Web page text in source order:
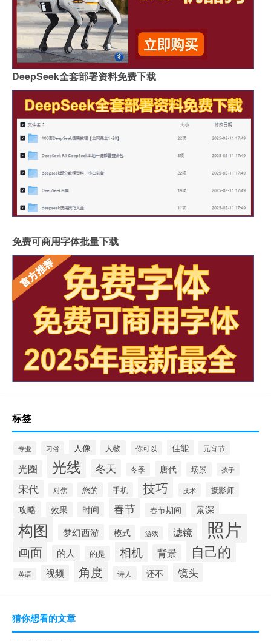
DeepSeek全套部署资料免费下载
免费可商用字体批量下载
标签
专业 习俗 人像 人物 你可以 佳能 元宵节
光圈 光线 冬天 冬季 唐代 场景 孩子
宋代 对焦 您的 手机 技巧 技术 摄影师
攻略 效果 时间 春节 春节期间 景深
构图 梦幻西游 模式 游戏 滤镜 照片
画面 的人 的是 相机 背景 自己的
英语 视频 角度 诗人 还不 镜头
猜你想看的文章